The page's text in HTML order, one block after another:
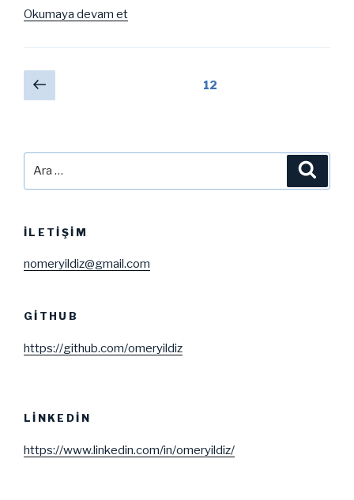
Okumaya devam et“Karamazov
Üzerine…”
Yazı
sayfalaması
Önceki
sayfa
12
İLETIŞIM
nomeryildiz@gmail.com
GITHUB
https://github.com/omeryildiz
LINKEDIN
https://www.linkedin.com/in/omeryildiz/